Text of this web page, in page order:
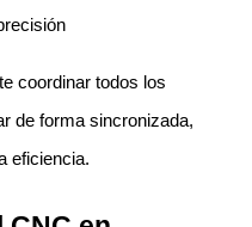
coordinar todos los
de forma sincronizada,
eficiencia.